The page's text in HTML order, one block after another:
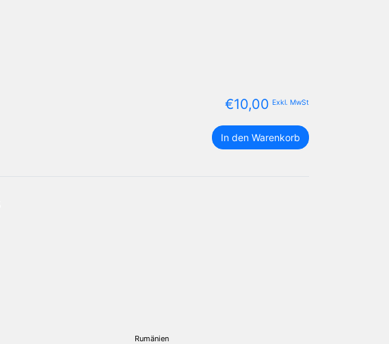
€10,00 Exkl. MwSt
3D
Round
In den Warenkorb
Rumänien